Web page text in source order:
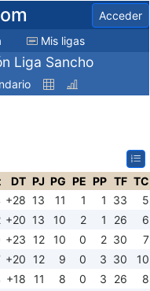
Acceder
Mis ligas
Liga Sancho
DT PJ PG PE PP TF TC
+28 13 11 1 1 33
5
+20 13 10 2 1 26
6
+23 12 10 0 2 30
7
+20 12 9 0 3 30
10
+18 11 8 0 3 26
8